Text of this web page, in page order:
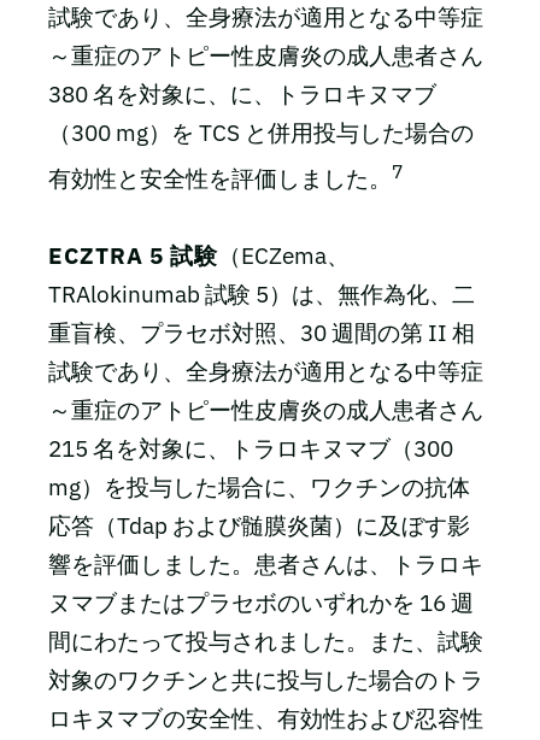
試験であり、全身療法が適用となる中等症
～重症のアトピー性皮膚炎の成人患者さん
380 名を対象に、に、トラロキヌマブ
（300 mg）を TCS と併用投与した場合の
有効性と安全性を評価しました。
7
ECZTRA 5 試験 （ECZema、
TRAlokinumab 試験 5）は、無作為化、二
重盲検、プラセボ対照、30 週間の第 II 相
試験であり、全身療法が適用となる中等症
～重症のアトピー性皮膚炎の成人患者さん
215 名を対象に、トラロキヌマブ（300
mg）を投与した場合に、ワクチンの抗体
応答（Tdap および髄膜炎菌）に及ぼす影
響を評価しました。患者さんは、トラロキ
ヌマブまたはプラセボのいずれかを 16 週
間にわたって投与されました。また、試験
対象のワクチンと共に投与した場合のトラ
ロキヌマブの安全性、有効性および忍容性